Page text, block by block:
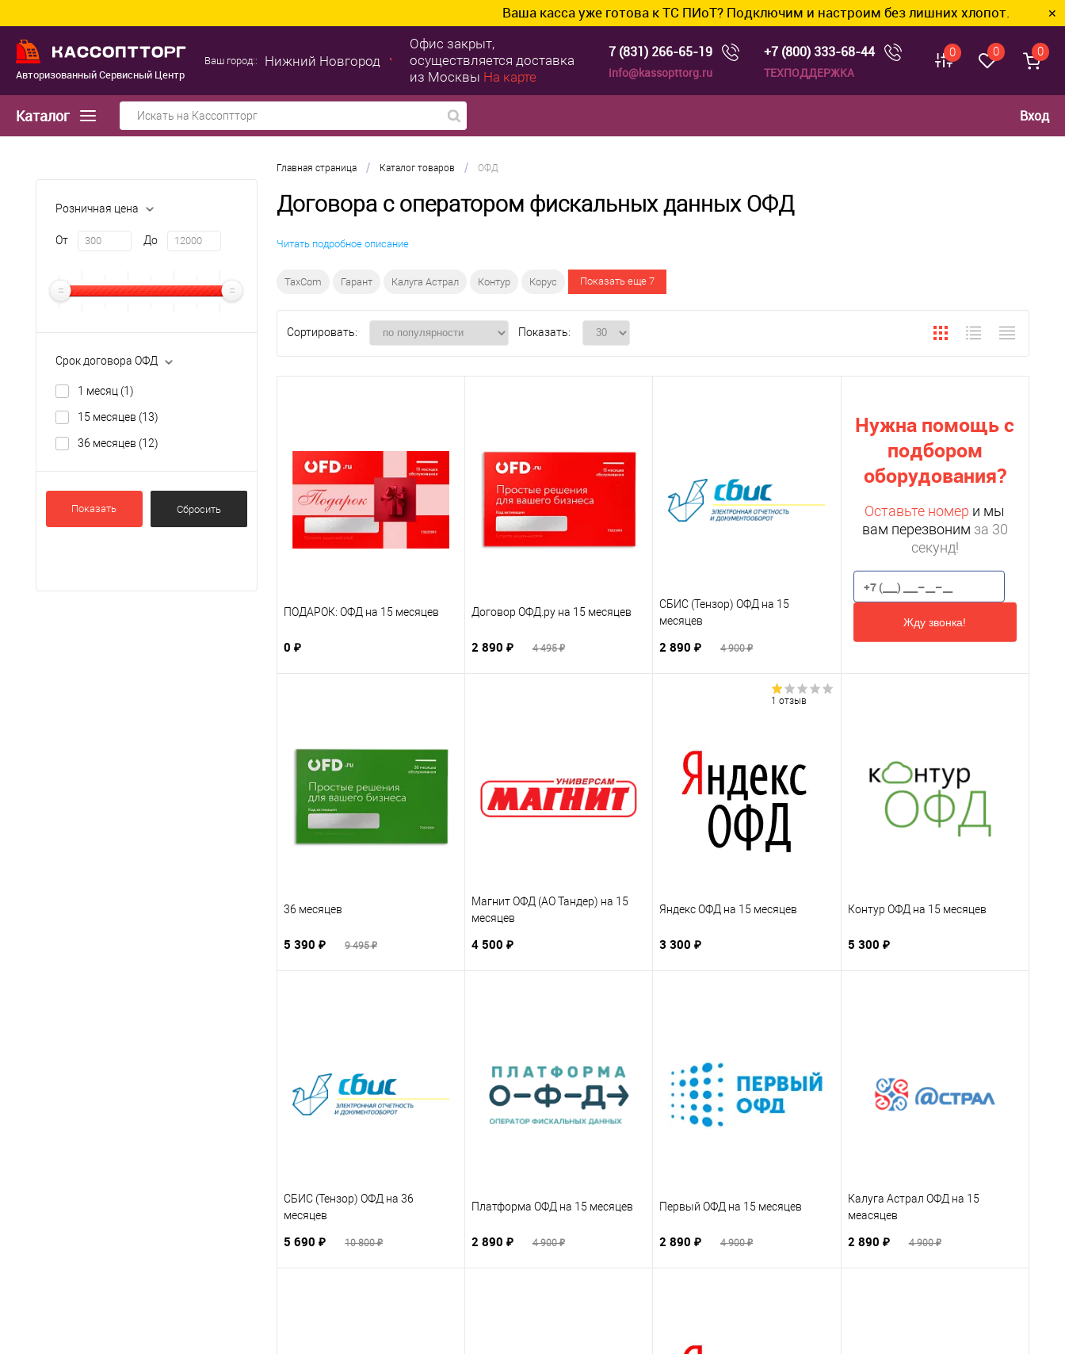
Ваша касса уже готова к ТС ПИоТ? Подключим и настроим без лишних хлопот. ✕
Авторизованный Сервисный Центр
Ваш город:: Нижний Новгород
Офис закрыт,
осуществляется доставка
из Москвы На карте
7 (831) 266-65-19
info@kassopttorg.ru
+7 (800) 333-68-44
ТЕХПОДДЕРЖКА
0 0 0
Каталог Вход
Розничная цена
От До
Срок договора ОФД
1 месяц (1)
15 месяцев (13)
36 месяцев (12)
Показать
Главная страница / Каталог товаров / ОФД
Договора с оператором фискальных данных ОФД
Читать подробное описание
TaxCom Гарант Калуга Астрал Контур Корус Показать еще 7
Сортировать: Показать:
ПОДАРОК: ОФД на 15 месяцев
0 ₽
Договор ОФД.ру на 15 месяцев
2 890 ₽ 4 495 ₽
СБИС (Тензор) ОФД на 15
месяцев
2 890 ₽ 4 900 ₽
Нужна помощь с
подбором
оборудования?
Оставьте номер и мы
вам перезвоним за 30
секунд!
Жду звонка!
36 месяцев
5 390 ₽ 9 495 ₽
Магнит ОФД (АО Тандер) на 15
месяцев
4 500 ₽
1 отзыв
Яндекс ОФД на 15 месяцев
3 300 ₽
Контур ОФД на 15 месяцев
5 300 ₽
СБИС (Тензор) ОФД на 36
месяцев
5 690 ₽ 10 800 ₽
Платформа ОФД на 15 месяцев
2 890 ₽ 4 900 ₽
Первый ОФД на 15 месяцев
2 890 ₽ 4 900 ₽
Калуга Астрал ОФД на 15
меасяцев
2 890 ₽ 4 900 ₽